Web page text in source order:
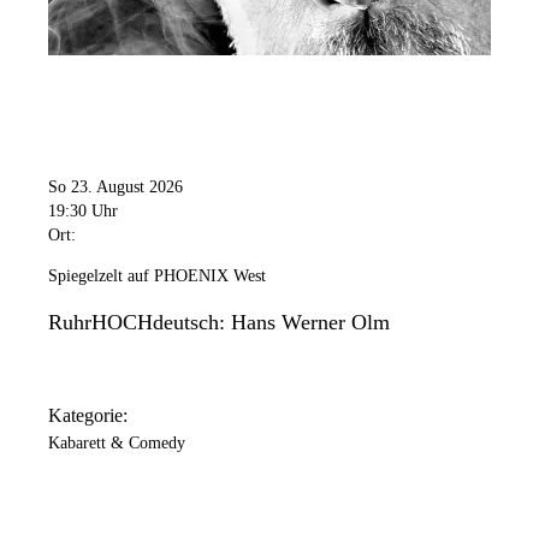
So 23. August 2026
19:30 Uhr
Ort:
Spiegelzelt auf PHOENIX West
RuhrHOCHdeutsch: Hans Werner Olm
Kategorie:
Kabarett & Comedy